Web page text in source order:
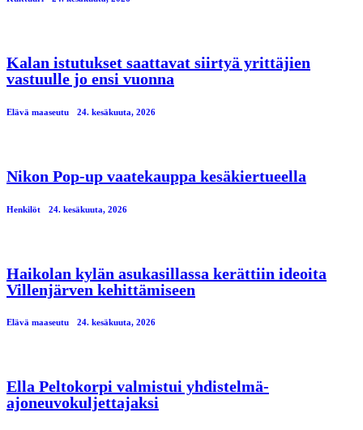
Kalan istutukset saattavat siirtyä yrittäjien
vastuulle jo ensi vuonna
Elävä maaseutu 24. kesäkuuta, 2026
Nikon Pop-up vaatekauppa kesäkiertueella
Henkilöt 24. kesäkuuta, 2026
Haikolan kylän asukasillassa kerättiin ideoita
Villenjärven kehittämiseen
Elävä maaseutu 24. kesäkuuta, 2026
Ella Peltokorpi valmistui yhdistelmä-
ajoneuvokuljettajaksi